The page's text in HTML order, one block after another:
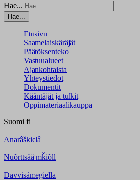
Hae...
Hae...
Etusivu
Saamelaiskäräjät
Päätöksenteko
Vastuualueet
Ajankohtaista
Yhteystiedot
Dokumentit
Kääntäjät ja tulkit
Oppimateriaalikauppa
Suomi fi
Anarâškielâ
Nuõrttsääʹmǩiõll
Davvisámegiella